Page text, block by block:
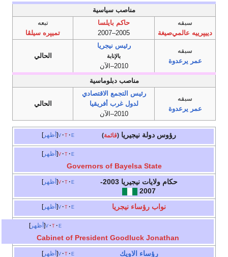
مناصب سياسية
سبقه
دييپرييه عالمي‌صيغة
حاكم بايلسا
2005–2007
تبعه
تميپره سيلڤا
سبقه
عمر يرعدوة
رئيس نيجريا
بالإنابة
2010–الآن
الحالي
مناصب دبلوماسية
سبقه
عمر يرعدوة
رئيس التجمع الاقتصادي
لدول غرب أفريقيا
2010–الآن
الحالي
أظهر v t e رؤوس دولة نيجيريا(قائمة)
أظهر v t e
Governors of Bayelsa State
أظهر v t e
حكام ولايات نيجيريا 2003-
2007
أظهر v t e نواب رؤساء نيجريا
أظهر v t e
Cabinet of President Goodluck Jonathan
أظهر v t e رؤساء الاوپك